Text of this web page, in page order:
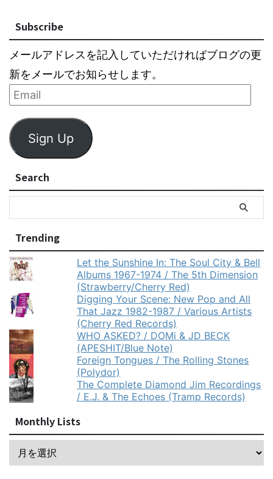
Subscribe
メールアドレスを記入していただければブログの更
新をメールでお知らせします。
Sign Up
Search
Trending
Let the Sunshine In: The Soul City & Bell
Albums 1967-1974 / The 5th Dimension
(Strawberry/Cherry Red)
Digging Your Scene: New Pop and All
That Jazz 1982-1987 / Various Artists
(Cherry Red Records)
WHO ASKED? / DOMi & JD BECK
(APESHIT/Blue Note)
Foreign Tongues / The Rolling Stones
(Polydor)
The Complete Diamond Jim Recordings
/ E.J. & The Echoes (Tramp Records)
Monthly Lists